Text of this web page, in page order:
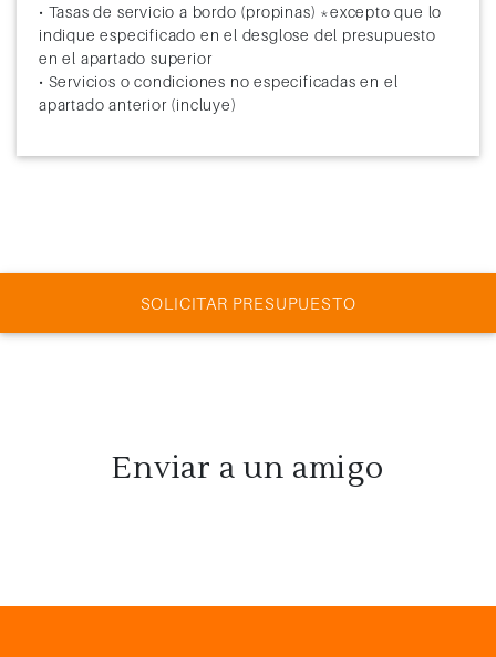
• Tasas de servicio a bordo (propinas) *excepto que lo
indique especificado en el desglose del presupuesto
en el apartado superior
• Servicios o condiciones no especificadas en el
apartado anterior (incluye)
SOLICITAR PRESUPUESTO
Enviar a un amigo